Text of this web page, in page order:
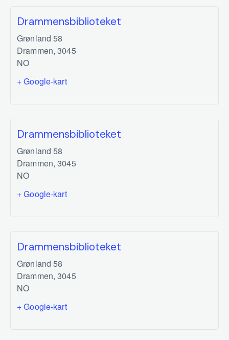
Drammensbiblioteket
Grønland 58
Drammen, 3045
NO
+ Google-kart
Drammensbiblioteket
Grønland 58
Drammen, 3045
NO
+ Google-kart
Drammensbiblioteket
Grønland 58
Drammen, 3045
NO
+ Google-kart